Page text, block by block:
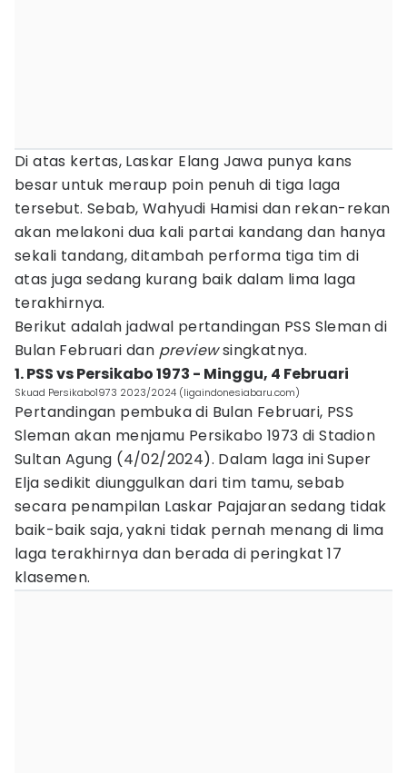
Di atas kertas, Laskar Elang Jawa punya kans
besar untuk meraup poin penuh di tiga laga
tersebut. Sebab, Wahyudi Hamisi dan rekan-rekan
akan melakoni dua kali partai kandang dan hanya
sekali tandang, ditambah performa tiga tim di
atas juga sedang kurang baik dalam lima laga
terakhirnya.
Berikut adalah jadwal pertandingan PSS Sleman di
Bulan Februari dan previewsingkatnya.
1. PSS vs Persikabo 1973 - Minggu, 4 Februari
Skuad Persikabo1973 2023/2024 (ligaindonesiabaru.com)
Pertandingan pembuka di Bulan Februari, PSS
Sleman akan menjamu Persikabo 1973 di Stadion
Sultan Agung (4/02/2024). Dalam laga ini Super
Elja sedikit diunggulkan dari tim tamu, sebab
secara penampilan Laskar Pajajaran sedang tidak
baik-baik saja, yakni tidak pernah menang di lima
laga terakhirnya dan berada di peringkat 17
klasemen.